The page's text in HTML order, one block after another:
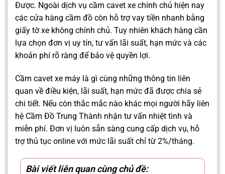
Được. Ngoài dịch vụ cầm cavet xe chính chủ hiện nay
các cửa hàng cầm đồ còn hỗ trợ vay tiền nhanh bằng
giấy tờ xe không chính chủ. Tuy nhiên khách hàng cần
lựa chọn đơn vị uy tín, tư vấn lãi suất, hạn mức và các
khoản phí rõ ràng để bảo vệ quyền lợi.
Cầm cavet xe máy là gì cùng những thông tin liên
quan về điều kiện, lãi suất, hạn mức đã được chia sẻ
chi tiết. Nếu còn thắc mắc nào khác mọi người hãy liên
hệ Cầm Đồ Trung Thành nhận tư vấn nhiệt tình và
miễn phí. Đơn vị luôn sẵn sàng cung cấp dịch vụ, hỗ
trợ thủ tục online với mức lãi suất chỉ từ 2%/tháng.
Bài viết liên quan cùng chủ đề: